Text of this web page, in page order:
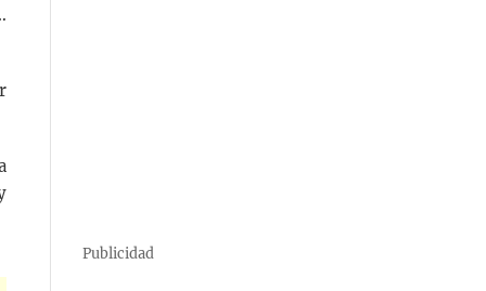
Publicidad